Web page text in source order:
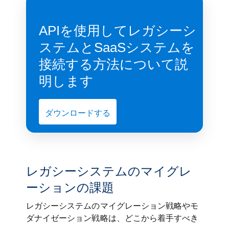
APIを使用してレガシーシ
ステムとSaaSシステムを
接続する方法について説
明します
ダウンロードする
レガシーシステムのマイグレ
ーションの課題
レガシーシステムのマイグレーション戦略やモ
ダナイゼーション戦略は、どこから着手すべき